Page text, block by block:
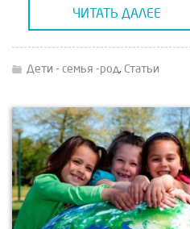
ЧИТАТЬ ДАЛЕЕ
Дети - семья -род, Статьи